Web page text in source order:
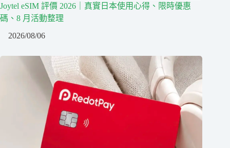
Joytel eSIM 評價 2026｜真實日本使用心得、限時優惠
碼、8 月活動整理
2026/08/06